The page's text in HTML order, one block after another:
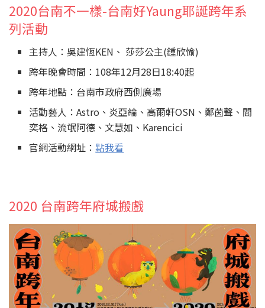
2020台南不一樣-台南好Yaung耶誕跨年系
列活動
主持人：吳建恆KEN、 莎莎公主(鍾欣愉)
跨年晚會時間：108年12月28日18:40起
跨年地點：台南市政府西側廣場
活動藝人：Astro、炎亞綸、高爾軒OSN、鄭茵聲、閻
奕格、流氓阿德、文慧如、Karencici
官網活動網址：點我看
2020 台南跨年府城搬戲